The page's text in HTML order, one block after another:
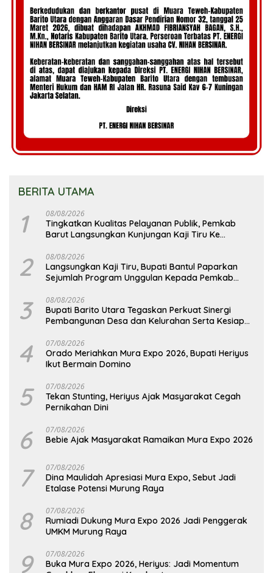
BERITA UTAMA
1 08/08/2026
Tingkatkan Kualitas Pelayanan Publik, Pemkab
Barut Langsungkan Kunjungan Kaji Tiru Ke
2 08/08/2026
Langsungkan Kaji Tiru, Bupati Bantul Paparkan
Sejumlah Program Unggulan Kepada Pemkab
3 08/08/2026
Bupati Barito Utara Tegaskan Perkuat Sinergi
Pembangunan Desa dan Kelurahan Serta Kesiapan
4 07/08/2026
Orado Meriahkan Mura Expo 2026, Bupati Heriyus
Ikut Bermain Domino
5 07/08/2026
Tekan Stunting, Heriyus Ajak Masyarakat Cegah
Pernikahan Dini
6 07/08/2026
Bebie Ajak Masyarakat Ramaikan Mura Expo 2026
7 07/08/2026
Dina Maulidah Apresiasi Mura Expo, Sebut Jadi
Etalase Potensi Murung Raya
8 07/08/2026
Rumiadi Dukung Mura Expo 2026 Jadi Penggerak
UMKM Murung Raya
9 07/08/2026
Buka Mura Expo 2026, Heriyus: Jadi Momentum